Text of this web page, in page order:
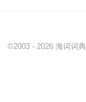
©2003 - 2026 海词词典